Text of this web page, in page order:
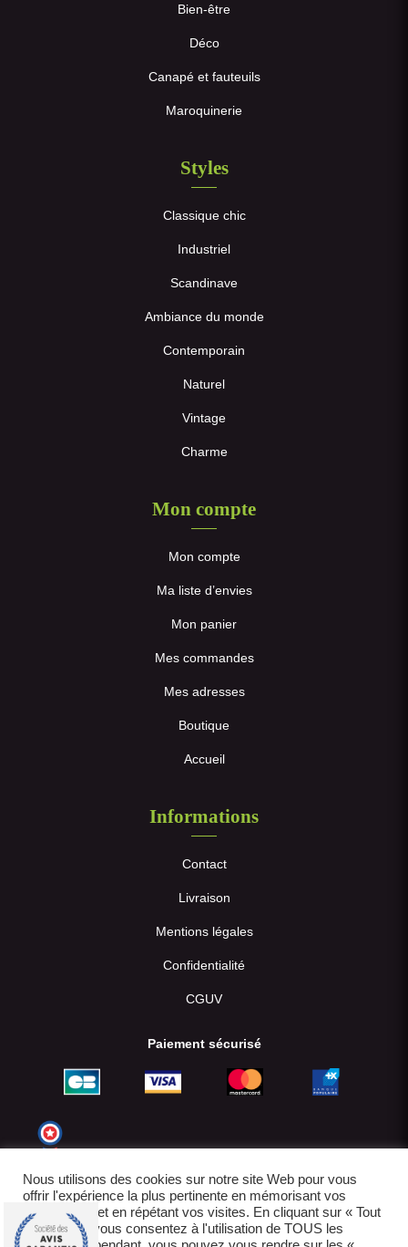
Bien-être
Déco
Canapé et fauteuils
Maroquinerie
Styles
Classique chic
Industriel
Scandinave
Ambiance du monde
Contemporain
Naturel
Vintage
Charme
Mon compte
Mon compte
Ma liste d’envies
Mon panier
Mes commandes
Mes adresses
Boutique
Accueil
Informations
Contact
Livraison
Mentions légales
Confidentialité
CGUV
Paiement sécurisé
Nous utilisons des cookies sur notre site Web pour vous
offrir l'expérience la plus pertinente en mémorisant vos
préférences et en répétant vos visites. En cliquant sur « Tout
accepter », vous consentez à l'utilisation de TOUS les